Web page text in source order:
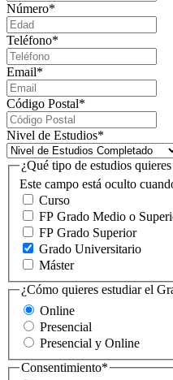
Número*
Teléfono*
Email*
Código Postal*
Nivel de Estudios*
Este campo está oculto
¿Qué tipo de estudios
Curso
FP Grado Medio o
FP Grado Superior
Grado Universitario
Máster
¿Cómo quieres estudiar el
Online
Presencial
Presencial y Online
Consentimiento*